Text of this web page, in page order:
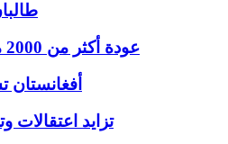
عودة أكثر من 2000 مهاجر أفغاني من باكستان وإيران وسط ظروف صعبة
أفغانستان
تزايد اعتقالات